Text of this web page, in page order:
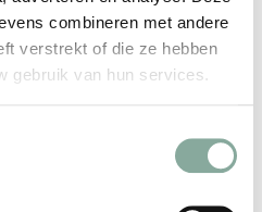
combineren met andere
verstrekt of die ze hebben
gebruik van hun services.